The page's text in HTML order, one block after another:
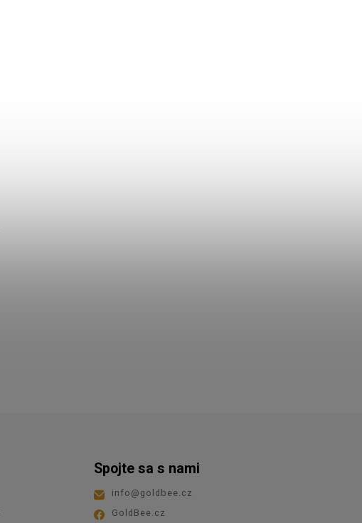
Spojte sa s nami
info @ goldbee.cz
GoldBee.cz